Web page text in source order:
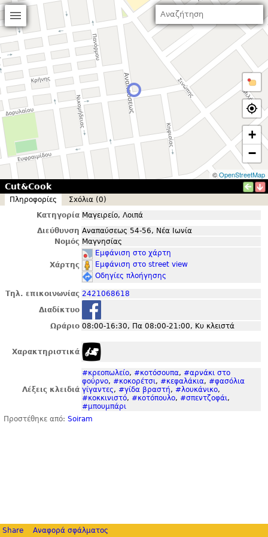
+
−
©OpenStreetMap
Cut&Cook
Πληροφορίες
Σxόλια (0)
Κατηγορία Μαγειρείο, Λοιπά
Διεύθυνση Αναπαύσεως 54-56, Νέα Ιωνία
Νομός Μαγνησίας
Χάρτης
Εμφάνιση στο χάρτη
Εμφάνιση στο street view
Οδηγίες πλοήγησης
Τηλ. επικοινωνίας 2421068618
Διαδίκτυο
Ωράριο 08:00-16:30, Πα 08:00-21:00, Κυ κλειστά
Χαρακτηριστικά
Λέξεις κλειδιά
#κρεοπωλείο, #κοτόσουπα, #αρνάκι στο
φούρνο, #κοκορέτσι, #κεφαλάκια, #φασόλια
γίγαντες, #γίδα βραστή, #λουκάνικο,
#κοκκινιστό, #κοτόπουλο, #σπεντζοφάι,
#μπουμπάρι
Προστέθηκε από: Soiram
Share Αναφορά σφάλματος